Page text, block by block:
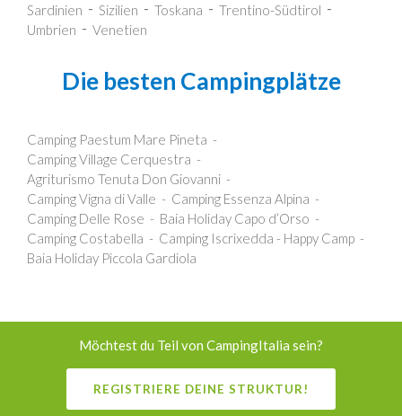
Sardinien
Sizilien Toskana
Trentino-Südtirol
Umbrien
Venetien
Die besten Campingplätze
Camping Paestum Mare Pineta
Camping Village Cerquestra
Agriturismo Tenuta Don Giovanni
Camping Vigna di Valle
Camping Essenza Alpina
Camping Delle Rose
Baia Holiday Capo d’Orso
Camping Costabella
Camping Iscrixedda - Happy Camp
Baia Holiday Piccola Gardiola
Möchtest du Teil von CampingItalia sein?
REGISTRIERE DEINE STRUKTUR!